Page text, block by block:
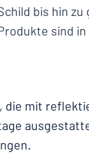
bis hin zu
sind
mit